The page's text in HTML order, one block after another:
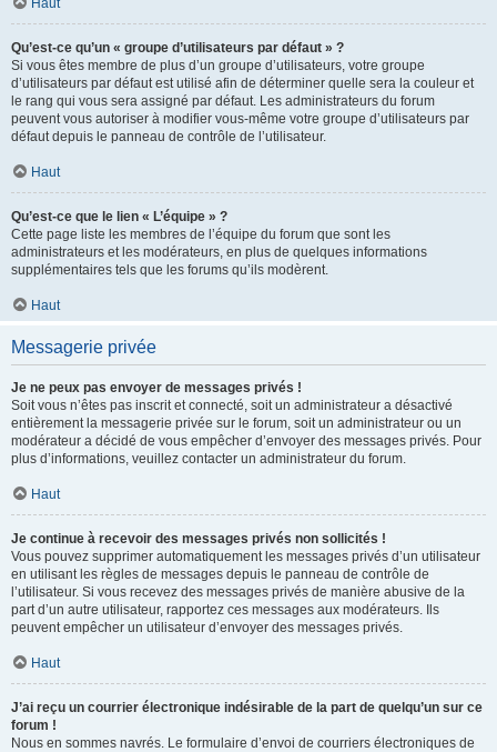
Haut
Qu’est-ce qu’un « groupe d’utilisateurs par défaut » ?
Si vous êtes membre de plus d’un groupe d’utilisateurs, votre groupe
d’utilisateurs par défaut est utilisé afin de déterminer quelle sera la couleur et
le rang qui vous sera assigné par défaut. Les administrateurs du forum
peuvent vous autoriser à modifier vous-même votre groupe d’utilisateurs par
défaut depuis le panneau de contrôle de l’utilisateur.
Haut
Qu’est-ce que le lien « L’équipe » ?
Cette page liste les membres de l’équipe du forum que sont les
administrateurs et les modérateurs, en plus de quelques informations
supplémentaires tels que les forums qu’ils modèrent.
Haut
Messagerie privée
Je ne peux pas envoyer de messages privés !
Soit vous n’êtes pas inscrit et connecté, soit un administrateur a désactivé
entièrement la messagerie privée sur le forum, soit un administrateur ou un
modérateur a décidé de vous empêcher d’envoyer des messages privés. Pour
plus d’informations, veuillez contacter un administrateur du forum.
Haut
Je continue à recevoir des messages privés non sollicités !
Vous pouvez supprimer automatiquement les messages privés d’un utilisateur
en utilisant les règles de messages depuis le panneau de contrôle de
l’utilisateur. Si vous recevez des messages privés de manière abusive de la
part d’un autre utilisateur, rapportez ces messages aux modérateurs. Ils
peuvent empêcher un utilisateur d’envoyer des messages privés.
Haut
J’ai reçu un courrier électronique indésirable de la part de quelqu’un sur ce
forum !
Nous en sommes navrés. Le formulaire d’envoi de courriers électroniques de